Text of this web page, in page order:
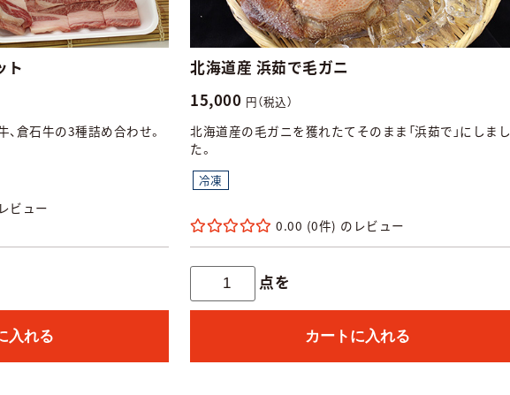
ト
倉石牛の3種詰め合わせ。
入れる
北海道産 浜茹で毛ガニ
15,000 円（税込）
北海道産の毛ガニを獲れたてそのまま「浜茹で」にしまし
た。
冷凍
0.00 (0件)
点を
カートに入れる